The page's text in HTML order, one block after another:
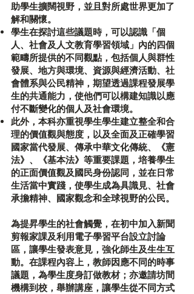
助學生擴闊視野，並且對所處世界更加了
解和關懷。
學生在探討這些議題時，可以認識「個
人、社會及人文教育學習領域」內的四個
範疇所提供的不同觀點，包括個人與群性
發展、地方與環境、資源與經濟活動、社
會體系與公民精神，期望透過課程發展學
生的共通能力，使他們可以構建知識以應
付不斷變化的個人及社會環境。
此外，本科亦重視學生學生建立整全和合
理的價值觀與態度，以及全面及正確學習
國家當代發展、傳承中華文化傳統、《憲
法》、《基本法》等重要課題，培養學生
的正面價值觀及國民身份認同，並在日常
生活當中實踐，使學生成為具識見、社會
承擔精神、國家觀念和全球視野的公民。
為提昇學生的社會觸覺，在初中加入新聞
剪報家課及利用電子學習平台設立討論
區，讓學生發表意見，強化師生及生生互
動。在課程內容上，教師因應不同的時事
議題，為學生度身訂做教材；亦邀請坊間
機構到校，舉辦講座，讓學生從不同方式